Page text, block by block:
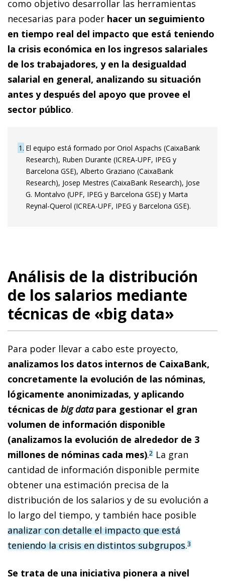
como objetivo desarrollar las herramientas
necesarias para poder hacer un seguimiento
en tiempo real del impacto que está teniendo
la crisis económica en los ingresos salariales
de los trabajadores, y en la desigualdad
salarial en general, analizando su situación
antes y después del apoyo que provee el
sector público.
1 El equipo está formado por Oriol Aspachs (CaixaBank
Research), Ruben Durante (ICREA-UPF, IPEG y
Barcelona GSE), Alberto Graziano (CaixaBank
Research), Josep Mestres (CaixaBank Research), Jose
G. Montalvo (UPF, IPEG y Barcelona GSE) y Marta
Reynal-Querol (ICREA-UPF, IPEG y Barcelona GSE).
Análisis de la distribución
de los salarios mediante
técnicas de «big data»
Para poder llevar a cabo este proyecto,
analizamos los datos internos de CaixaBank,
concretamente la evolución de las nóminas,
lógicamente anonimizadas, y aplicando
técnicas de big datapara gestionar el gran
volumen de información disponible
(analizamos la evolución de alrededor de 3
millones de nóminas cada mes).2 La gran
cantidad de información disponible permite
obtener una estimación precisa de la
distribución de los salarios y de su evolución a
lo largo del tiempo, y también hace posible
analizar con detalle el impacto que está
teniendo la crisis en distintos subgrupos.3
Se trata de una iniciativa pionera a nivel